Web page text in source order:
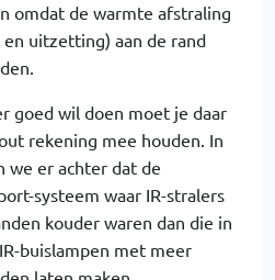
omdat de warmte afstraling
uitzetting) aan de rand
goed wil doen moet je daar
rekening mee houden. In
we er achter dat de
systeem waar IR-stralers
kouder waren dan die in
buislampen met meer